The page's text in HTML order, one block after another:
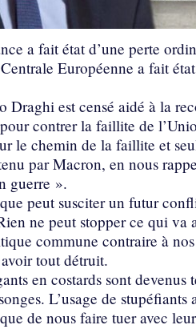
a fait état d’une perte
Européenne a fait
Draghi est censé aidé à la
contrer la faillite de
le chemin de la faillite et
par Macron, en nous
guerre ».
peut susciter un futur
ne peut stopper ce qui va
commune contraire à
tout détruit.
en costards sont
L’usage de
de nous faire tuer avec